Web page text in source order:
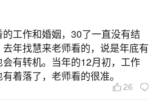
注意可能会引起大麻烦，下
一些解读：
债比较吉利
明前后）卯时（5
工作和婚姻，30了一直没有结
年找慧来老师看的，说是年底有
有转机。当年的12月初，工作
着落了，老师看的很准。
26